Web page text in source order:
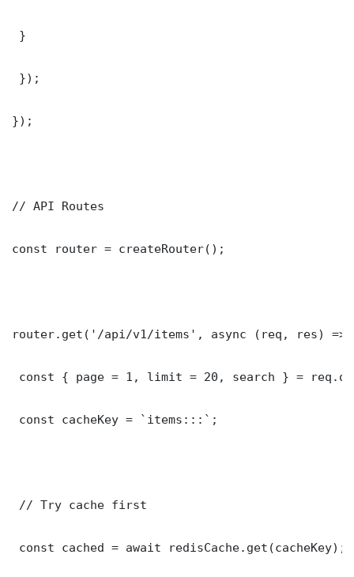
}
});
});
// API Routes
const router = createRouter();
router.get('/api/v1/items', async (req, res) =>
const { page = 1, limit = 20, search } =
const cacheKey = `items:::`;
// Try cache first
const cached = await redisCache.get(cacheKey);